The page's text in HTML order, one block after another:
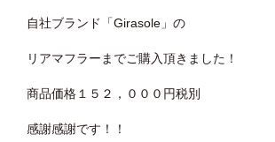
自社ブランド「Girasole」の
リアマフラーまでご購入頂きました！
商品価格１５２，０００円税別
感謝感謝です！！